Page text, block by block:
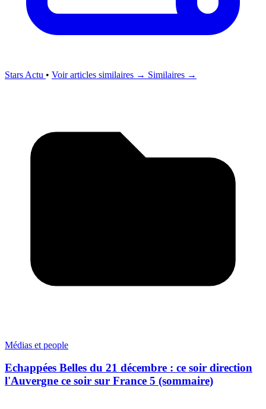
Stars Actu • Voir articles similaires → Similaires →
Médias et people
Echappées Belles du 21 décembre : ce soir direction
l'Auvergne ce soir sur France 5 (sommaire)